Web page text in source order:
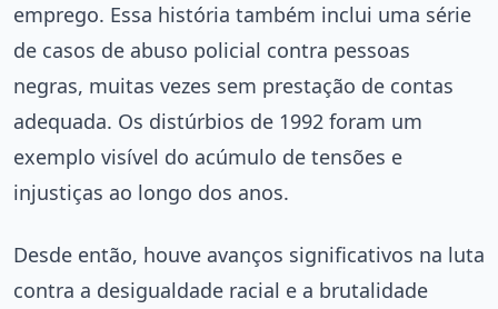
emprego. Essa história também inclui uma série
de casos de abuso policial contra pessoas
negras, muitas vezes sem prestação de contas
adequada. Os distúrbios de 1992 foram um
exemplo visível do acúmulo de tensões e
injustiças ao longo dos anos.
Desde então, houve avanços significativos na luta
contra a desigualdade racial e a brutalidade